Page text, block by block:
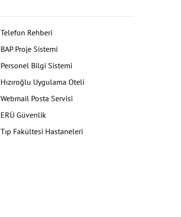
Telefon Rehberi
BAP Proje Sistemi
Personel Bilgi Sistemi
Hızıroğlu Uygulama Oteli
Webmail Posta Servisi
ERÜ Güvenlik
Tıp Fakültesi Hastaneleri